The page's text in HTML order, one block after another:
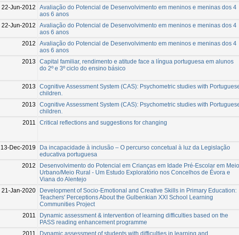
22-Jun-2012
Avaliação do Potencial de Desenvolvimento em meninos e meninas dos 4
aos 6 anos
22-Jun-2012
Avaliação do Potencial de Desenvolvimento em meninos e meninas dos 4
aos 6 anos
2012
Avaliação do Potencial de Desenvolvimento em meninos e meninas dos 4
aos 6 anos
2013
Capital familiar, rendimento e atitude face a língua portuguesa em alunos
do 2º e 3º ciclo do ensino básico
2013
Cognitive Assessment System (CAS): Psychometric studies with
children.
2013
Cognitive Assessment System (CAS): Psychometric studies with
children.
2011 Critical reflections and suggestions for changing
13-Dec-2019
Da incapacidade à inclusão – O percurso concetual à luz da Legislação
educativa portuguesa
2012
Desenvolvimento do Potencial em Crianças em Idade Pré-Escolar em Meio
Urbano/Meio Rural - Um Estudo Exploratório nos Concelhos de Évora e
Viana do Alentejo
21-Jan-2020
Development of Socio-Emotional and Creative Skills in Primary Education:
Teachers' Perceptions About the Gulbenkian XXI School Learning
Communities Project
2011
Dynamic assessment & intervention of learning difficulties based on the
PASS reading enhancement programme
2011 Dynamic assessment of students with difficulties in learning and